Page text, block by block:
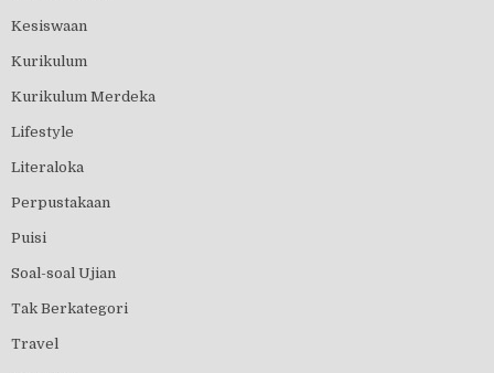
Kesiswaan
Kurikulum
Kurikulum Merdeka
Lifestyle
Literaloka
Perpustakaan
Puisi
Soal-soal Ujian
Tak Berkategori
Travel